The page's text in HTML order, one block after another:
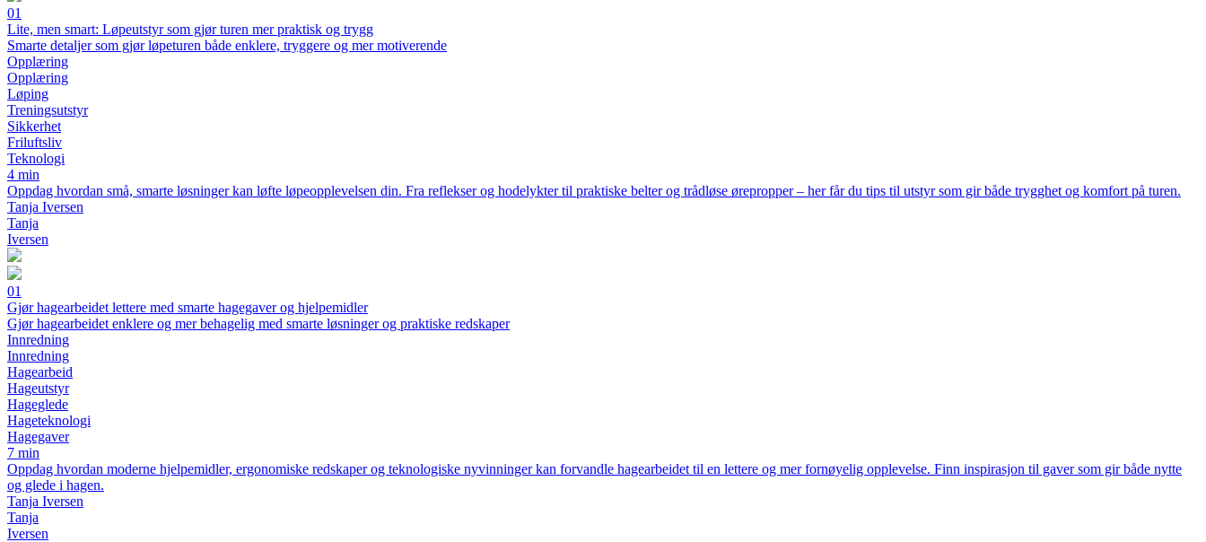
01
Lite, men smart: Løpeutstyr som gjør turen mer praktisk og trygg
Smarte detaljer som gjør løpeturen både enklere, tryggere og mer motiverende
Opplæring
Opplæring
Løping
Treningsutstyr
Sikkerhet
Friluftsliv
Teknologi
4 min
Oppdag hvordan små, smarte løsninger kan løfte løpeopplevelsen din. Fra reflekser og hodelykter til praktiske belter og trådløse ørepropper – her får du tips til utstyr som gir både trygghet og komfort på turen.
Tanja Iversen
Tanja
Iversen
01
Gjør hagearbeidet lettere med smarte hagegaver og hjelpemidler
Gjør hagearbeidet enklere og mer behagelig med smarte løsninger og praktiske redskaper
Innredning
Innredning
Hagearbeid
Hageutstyr
Hageglede
Hageteknologi
Hagegaver
7 min
Oppdag hvordan moderne hjelpemidler, ergonomiske redskaper og teknologiske nyvinninger kan forvandle hagearbeidet til en lettere og mer fornøyelig opplevelse. Finn inspirasjon til gaver som gir både nytte
og glede i hagen.
Tanja Iversen
Tanja
Iversen